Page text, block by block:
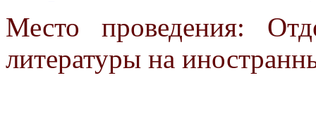
Место проведения:
литературы на